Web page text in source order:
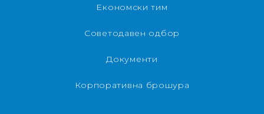
Економски тим
Советодавен одбор
Документи
Корпоративна брошура